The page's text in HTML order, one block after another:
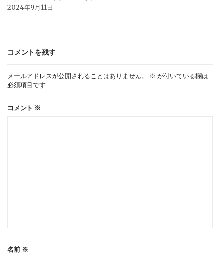
2024年9月11日
コメントを残す
メールアドレスが公開されることはありません。 ※ が付いている欄は
必須項目です
コメント ※
名前 ※